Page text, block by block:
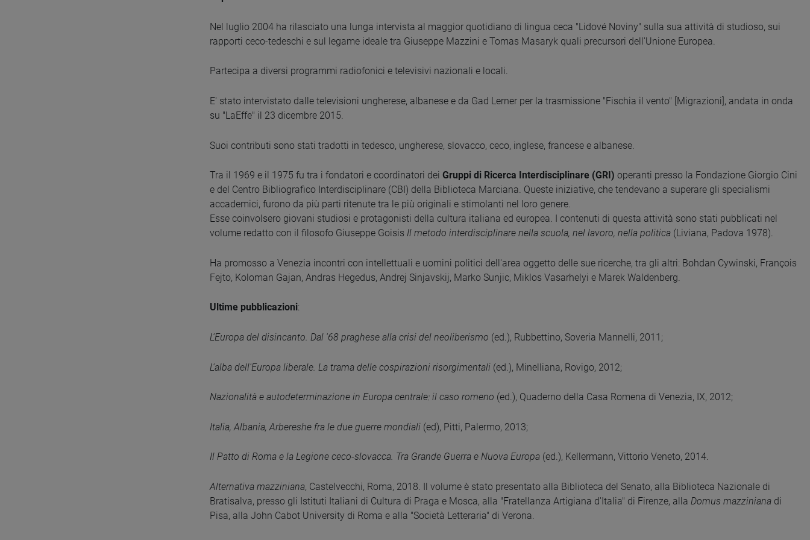
Nel luglio 2004 ha rilasciato una lunga intervista al maggior quotidiano di lingua ceca "Lidové Noviny" sulla sua attività di studioso, sui
rapporti ceco-tedeschi e sul legame ideale tra Giuseppe Mazzini e Tomas Masaryk quali precursori dell'Unione Europea.
Partecipa a diversi programmi radiofonici e televisivi nazionali e locali.
E' stato intervistato dalle televisioni ungherese, albanese e da Gad Lerner per la trasmissione "Fischia il vento" [Migrazioni], andata in onda
su "LaEffe" il 23 dicembre 2015.
Suoi contributi sono stati tradotti in tedesco, ungherese, slovacco, ceco, inglese, francese e albanese.
Tra il 1969 e il 1975 fu tra i fondatori e coordinatori dei Gruppi di Ricerca Interdisciplinare (GRI) operanti presso la Fondazione Giorgio Cini
e del Centro Bibliografico Interdisciplinare (CBI) della Biblioteca Marciana. Queste iniziative, che tendevano a superare gli specialismi
accademici, furono da più parti ritenute tra le più originali e stimolanti nel loro genere.
Esse coinvolsero giovani studiosi e protagonisti della cultura italiana ed europea. I contenuti di questa attività sono stati pubblicati nel
volume redatto con il filosofo Giuseppe Goisis Il metodo interdisciplinare nella scuola, nel lavoro, nella politica (Liviana, Padova 1978).
Ha promosso a Venezia incontri con intellettuali e uomini politici dell'area oggetto delle sue ricerche, tra gli altri: Bohdan Cywinski, François
Fejto, Koloman Gajan, Andras Hegedus, Andrej Sinjavskij, Marko Sunjic, Miklos Vasarhelyi e Marek Waldenberg.
Ultime pubblicazioni:
L'Europa del disincanto. Dal '68 praghese alla crisi del neoliberismo (ed.), Rubbettino, Soveria Mannelli, 2011;
L'alba dell'Europa liberale. La trama delle cospirazioni risorgimentali (ed.), Minelliana, Rovigo, 2012;
Nazionalità e autodeterminazione in Europa centrale: il caso romeno (ed.), Quaderno della Casa Romena di Venezia, IX, 2012;
Italia, Albania, Arbereshe fra le due guerre mondiali (ed), Pitti, Palermo, 2013;
Il Patto di Roma e la Legione ceco-slovacca. Tra Grande Guerra e Nuova Europa (ed.), Kellermann, Vittorio Veneto, 2014.
Alternativa mazziniana, Castelvecchi, Roma, 2018. Il volume è stato presentato alla Biblioteca del Senato, alla Biblioteca Nazionale di
Bratisalva, presso gli Istituti Italiani di Cultura di Praga e Mosca, alla "Fratellanza Artigiana d'Italia" di Firenze, alla Domus mazziniana di
Pisa, alla John Cabot University di Roma e alla "Società Letteraria" di Verona.